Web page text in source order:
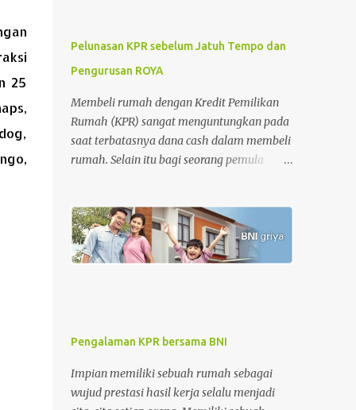
25
Pelunasan KPR sebelum Jatuh Tempo dan
Pengurusan ROYA
Membeli rumah dengan Kredit Pemilikan
Rumah (KPR) sangat menguntungkan pada
saat terbatasnya dana cash dalam membeli
rumah. Selain itu bagi seorang pemula
pengurusan surat-surat rumah. Tetapi di sisi
lain, KPR juga memberikan beban pada
nasabah setiap bulannya dimana nasabah
besaran biaya bunga lebih besar dari biaya
pokok KPR itu sendiri. Tahap awal KPR
adalah tahap-tahap melatih kesabaran.
Pengalaman KPR bersama BNI
Impian memiliki sebuah rumah sebagai
wujud prestasi hasil kerja selalu menjadi